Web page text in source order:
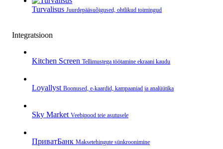
Turvalisus Juurdepääsuõigused, ohtlikud toimingud
Integratsioon
Kitchen Screen Tellimustega töötamine ekraani kaudu
Loyallyst Boonused, e‑kaardid, kampaaniad ja analüütika
Sky Market Veebipood teie asutusele
ПриватБанк Makse­tehingute sünkroonimine